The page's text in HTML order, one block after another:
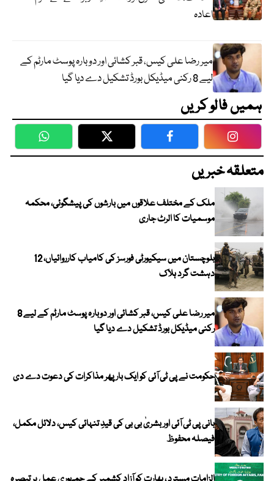
اعادہ
میر رضا علی کیس، قبر کشائی اور دوبارہ پوسٹ مارٹم کے
لیے 8 رکنی میڈیکل بورڈ تشکیل دے دیا گیا
ہمیں فالو کریں
WhatsApp Twitter Facebook
متعلقہ خبریں
ملک کے مختلف علاقوں میں بارشوں کی پیشگوئی، محکمہ
موسمیات کا الرٹ جاری
بلوچستان میں سیکیورٹی فورسز کی کامیاب کارروائیاں، 12
دہشت گرد ہلاک
میر رضا علی کیس، قبر کشائی اور دوبارہ پوسٹ مارٹم کے لیے 8
رکنی میڈیکل بورڈ تشکیل دے دیا گیا
حکومت نے پی ٹی آئی کو ایک بارپھر مذاکرات کی دعوت دے دی
بانی پی ٹی آئی اور بشریٰ بی بی کی قیدِ تنہائی کیس، دلائل مکمل،
فیصلہ محفوظ